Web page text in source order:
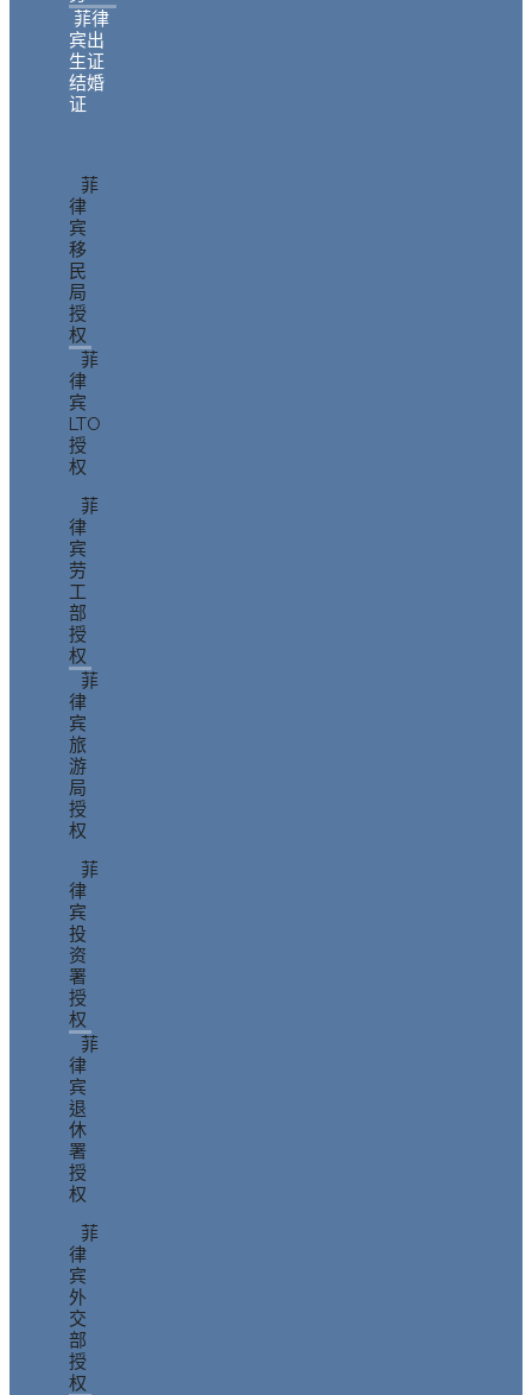
菲律
宾出
生证
结婚
证
菲
律
宾
移
民
局
授
权
菲
律
宾
LTO
授
权
菲
律
宾
劳
工
部
授
权
菲
律
宾
旅
游
局
授
权
菲
律
宾
投
资
署
授
权
菲
律
宾
退
休
署
授
权
菲
律
宾
外
交
部
授
权